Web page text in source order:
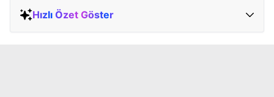
Hızlı Özet Göster